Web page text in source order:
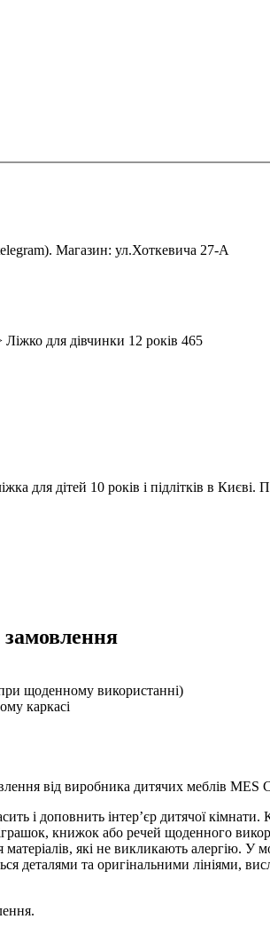
Магазин: ул.Хоткевича 27-А
Ліжко для дівчинки 12 років 465
для дітей 10 років і підлітків в Києві.
щоденному використанні)
каркасі
від виробника дитячих меблів MES
і доповнить інтер’єр дитячої
книжок або речей щоденного
які не викликають алергію. У
деталями та оригінальними лініями,